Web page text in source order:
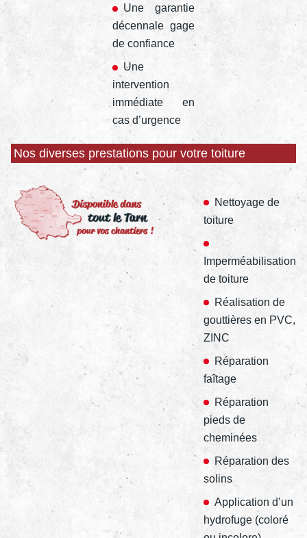
Une garantie
décennale gage
de confiance
Une
intervention
immédiate en
cas d’urgence
Nos diverses prestations pour votre toiture
Nettoyage de
toiture
Imperméabilisation
de toiture
Réalisation de
gouttières en PVC,
ZINC
Réparation
faîtage
Réparation
pieds de
cheminées
Réparation des
solins
Application d’un
hydrofuge (coloré